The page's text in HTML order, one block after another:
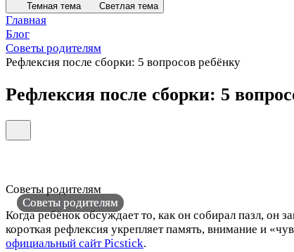
Темная тема Светлая тема
Главная
Блог
Советы родителям
Рефлексия после сборки: 5 вопросов ребёнку
Рефлексия после сборки: 5
Советы родителям
Когда ребёнок обсуждает то, как он собирал пазл, он
короткая рефлексия укрепляет память, внимание и
официальный сайт Picstick.
Советы родителям
Советы родителям
Советы родителям